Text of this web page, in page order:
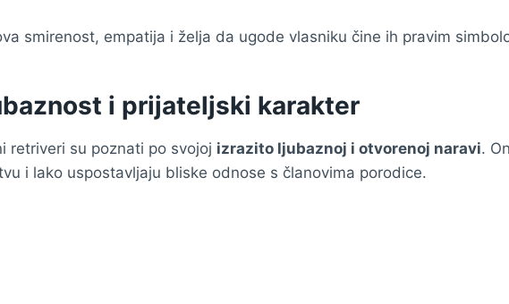
smirenost, empatija i želja da ugode vlasniku čine ih pravim
i prijateljski karakter
retriveri su poznati po svojoj izrazito ljubaznoj i otvorenoj naravi.
i lako uspostavljaju bliske odnose s članovima porodice.